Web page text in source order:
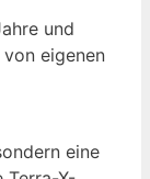
und
eigenen
eine